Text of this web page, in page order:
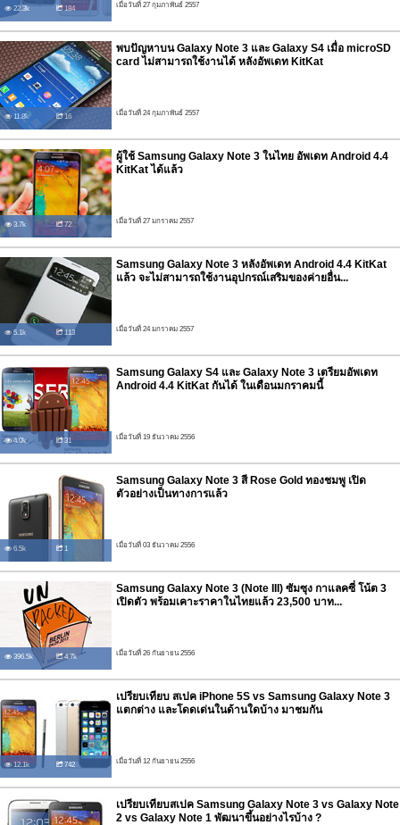
22.3k 184 เมื่อวันที่ 27 กุมภาพันธ์ 2557
11.8k 16
พบปัญหาบน Galaxy Note 3 และ Galaxy S4 เมื่อ microSD
card ไม่สามารถใช้งานได้ หลังอัพเดท KitKat
เมื่อวันที่ 24 กุมภาพันธ์ 2557
3.7k 72
ผู้ใช้ Samsung Galaxy Note 3 ในไทย อัพเดท Android 4.4
KitKat ได้แล้ว
เมื่อวันที่ 27 มกราคม 2557
5.1k 113
Samsung Galaxy Note 3 หลังอัพเดท Android 4.4 KitKat
แล้ว จะไม่สามารถใช้งานอุปกรณ์เสริมของค่ายอื่น...
เมื่อวันที่ 24 มกราคม 2557
4.0k 31
Samsung Galaxy S4 และ Galaxy Note 3 เตรียมอัพเดท
Android 4.4 KitKat กันได้ ในเดือนมกราคมนี้
เมื่อวันที่ 19 ธันวาคม 2556
6.5k 1
Samsung Galaxy Note 3 สี Rose Gold ทองชมพู เปิด
ตัวอย่างเป็นทางการแล้ว
เมื่อวันที่ 03 ธันวาคม 2556
396.5k 4.7k
Samsung Galaxy Note 3 (Note III) ซัมซุง กาแลคซี่ โน้ต 3
เปิดตัว พร้อมเคาะราคาในไทยแล้ว 23,500 บาท...
เมื่อวันที่ 26 กันยายน 2556
12.1k 742
เปรียบเทียบ สเปค iPhone 5S vs Samsung Galaxy Note 3
แตกต่าง และโดดเด่นในด้านใดบ้าง มาชมกัน
เมื่อวันที่ 12 กันยายน 2556
เปรียบเทียบสเปค Samsung Galaxy Note 3 vs Galaxy Note
2 vs Galaxy Note 1 พัฒนาขึ้นอย่างไรบ้าง ?